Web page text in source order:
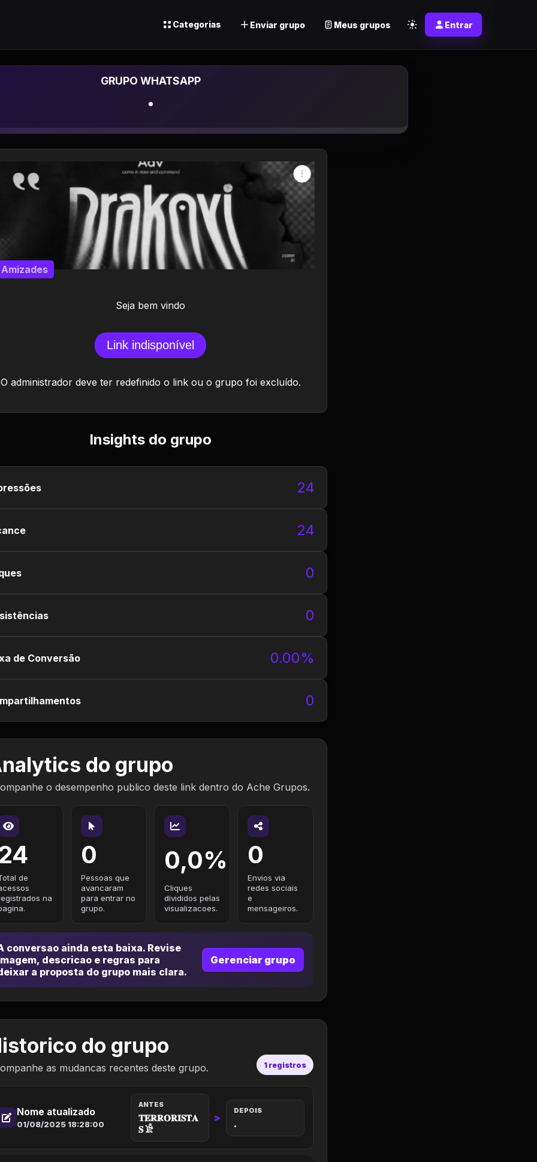
Categorias Enviar grupo Meus grupos Entrar
Grupo de Whatsapp
.
Seja bem vindo
Amizades
Link indisponível
O administrador deve ter redefinido o link ou o grupo foi excluído.
Insights do grupo
24
24
0
0
de Conversão 0.00%
0
do grupo
o desempenho publico deste link dentro do Ache Grupos.
de
na
0
Pessoas que
avancaram
para entrar no
grupo.
0,0%
Cliques
divididos pelas
visualizacoes.
0
Envios via
redes sociais
e
mensageiros.
conversao ainda esta baixa. Revise
descricao e regras para
a proposta do grupo mais clara.
Gerenciar grupo
do grupo
as mudancas recentes deste grupo. 1 registros
Nome atualizado
01/08/2025 18:28:00
ANTES
𝐓𝐄𝐑𝐑𝐎𝐑𝐈𝐒𝐓𝐀
𝐒 𓀀
>
DEPOIS
.